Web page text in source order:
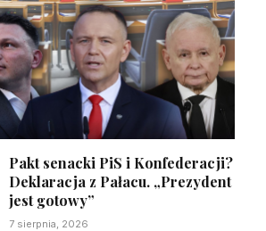
Pakt senacki PiS i Konfederacji?
Deklaracja z Pałacu. „Prezydent
jest gotowy”
7 sierpnia, 2026